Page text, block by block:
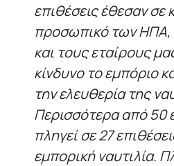
επιθέσεις έθεσαν σε
προσωπικό των ΗΠΑ,
και τους εταίρους
κίνδυνο το εμπόριο
την ελευθερία της
Περισσότερα από 50
πληγεί σε 27
εμπορική ναυτιλία.